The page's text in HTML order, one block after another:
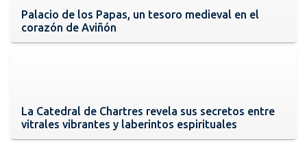
Palacio de los Papas, un tesoro medieval en el
corazón de Aviñón
La Catedral de Chartres revela sus secretos entre
vitrales vibrantes y laberintos espirituales